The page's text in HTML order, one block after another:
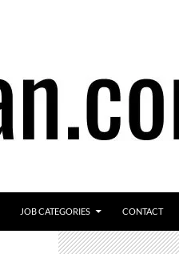
JOB CATEGORIES CONTACT